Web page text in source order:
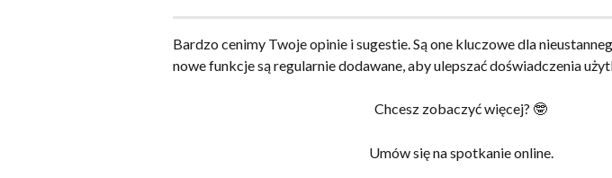
Bardzo cenimy Twoje opinie i sugestie. Są one kluczowe dla
nowe funkcje są regularnie dodawane, aby ulepszać doświadczenia
Chcesz zobaczyć więcej? 🤓
Umów się na spotkanie online.